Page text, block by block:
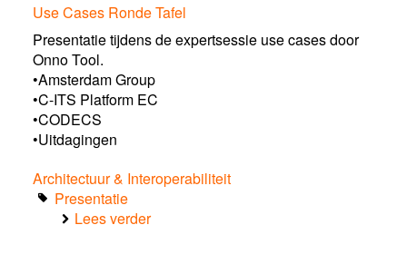
Cases
15
september16
Use Cases Ronde Tafel
Presentatie tijdens de expertsessie use cases door
Onno Tool.
•Amsterdam Group
•C-ITS Platform EC
•CODECS
•Uitdagingen
Architectuur & Interoperabiliteit
Presentatie
Lees verderover